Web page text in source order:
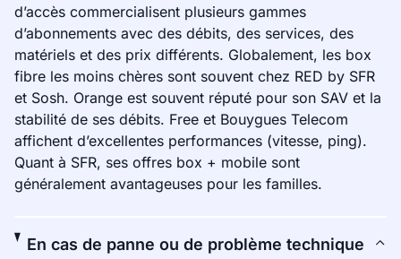
d’accès commercialisent plusieurs gammes
d’abonnements avec des débits, des services, des
matériels et des prix différents. Globalement, les box
fibre les moins chères sont souvent chez RED by SFR
et Sosh. Orange est souvent réputé pour son SAV et la
stabilité de ses débits. Free et Bouygues Telecom
affichent d’excellentes performances (vitesse, ping).
Quant à SFR, ses offres box + mobile sont
généralement avantageuses pour les familles.
En cas de panne ou de problème technique